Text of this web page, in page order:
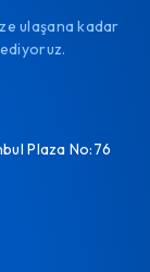
ulaşana kadar
Plaza No:76